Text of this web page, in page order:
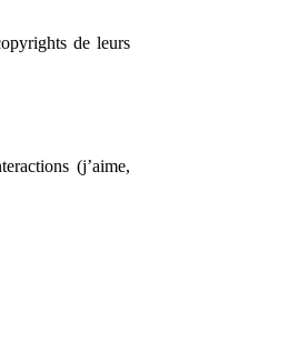
de leurs
(j’aime,